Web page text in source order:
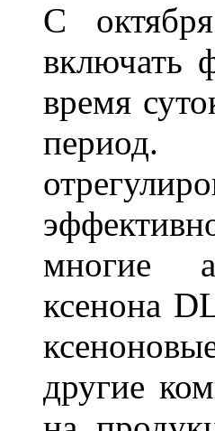
С
включать
время
период.
многие
ксенона
другие